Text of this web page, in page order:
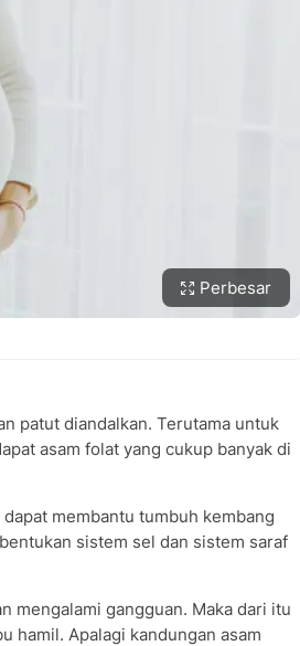
Perbesar
patut diandalkan. Terutama untuk
asam folat yang cukup banyak di
membantu tumbuh kembang
sistem sel dan sistem saraf
mengalami gangguan. Maka dari itu
hamil. Apalagi kandungan asam